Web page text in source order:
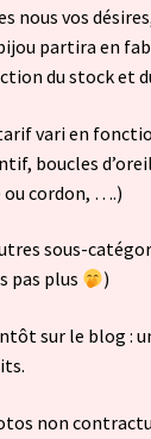
nous vos
partira en
du stock et
vari en
boucles
ou cordon, ….)
sous-
pas plus
)
sur le blog :
non